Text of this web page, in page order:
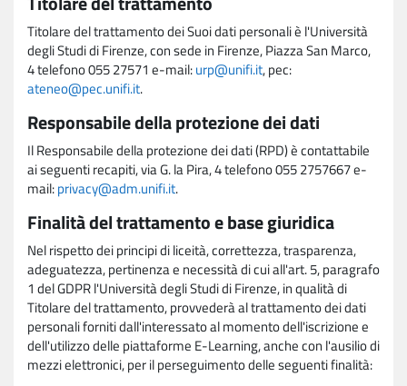
Titolare del trattamento dei Suoi dati personali è l'Università
degli Studi di Firenze, con sede in Firenze, Piazza San Marco,
4 telefono 055 27571 e-mail:urp@unifi.it, pec:
ateneo@pec.unifi.it.
Responsabile della protezione dei dati
Il Responsabile della protezione dei dati (RPD) è contattabile
ai seguenti recapiti, via G. la Pira, 4 telefono 055 2757667 e-
mail:privacy@adm.unifi.it.
Finalità del trattamento e base giuridica
Nel rispetto dei principi di liceità, correttezza, trasparenza,
adeguatezza, pertinenza e necessità di cui all'art. 5, paragrafo
1 del GDPR l'Università degli Studi di Firenze, in qualità di
Titolare del trattamento, provvederà al trattamento dei dati
personali forniti dall'interessato al momento dell'iscrizione e
dell'utilizzo delle piattaforme E-Learning, anche con l'ausilio di
mezzi elettronici, per il perseguimento delle seguenti finalità: